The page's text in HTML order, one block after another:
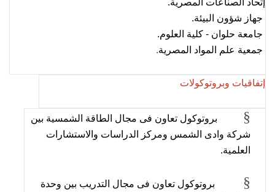
جهاز شؤون البيئة.
جامعة حلوان - كلية العلوم.
جمعية علم المواد المصرية.
إتفاقيات وبروتوكولات
§
بروتوكول تعاون فى مجال الطاقة الشمسية بين
شركة وادى الشمس ومركز الدراسات والاستشارات
العلمية.
§
بروتوكول تعاون فى مجال التدريب بين وحدة